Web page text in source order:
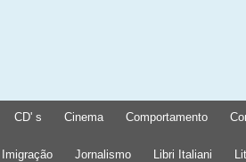
CD' s Cinema Comportamento
Imigração Jornalismo Libri Italiani